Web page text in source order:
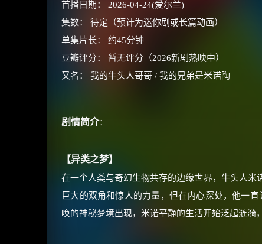
首播日期： 2026-04-24(爱尔兰)
集数： 待定（预计为迷你剧或长篇动画）
单集片长： 约45分钟
豆瓣评分： 暂无评分（2026新剧热映中）
又名： 我的牛头人哥哥 / 我的兄弟是米诺陶
剧情简介：
【异类之梦】
在一个人类与奇幻生物共存的边缘世界，牛头人米
巨大的双角和惊人的力量，但在内心深处，他一
唤的神秘梦境出现，米诺平静的生活开始泛起涟漪